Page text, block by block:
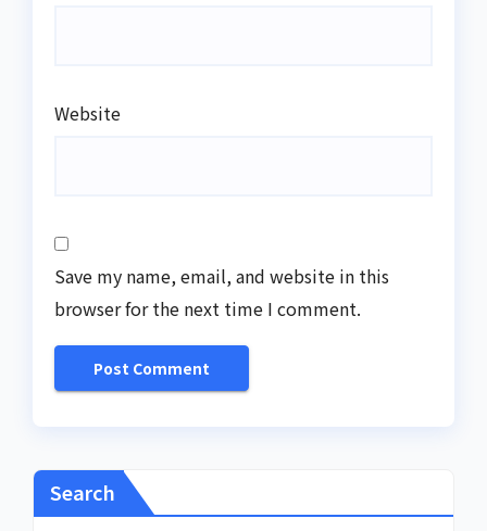
Website
Save my name, email, and website in this
browser for the next time I comment.
Search